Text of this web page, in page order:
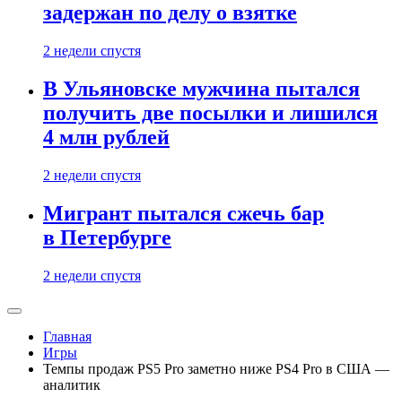
задержан по делу о взятке
2 недели спустя
В Ульяновске мужчина пытался
получить две посылки и лишился
4 млн рублей
2 недели спустя
Мигрант пытался сжечь бар
в Петербурге
2 недели спустя
Главная
Игры
Темпы продаж PS5 Pro заметно ниже PS4 Pro в США —
аналитик